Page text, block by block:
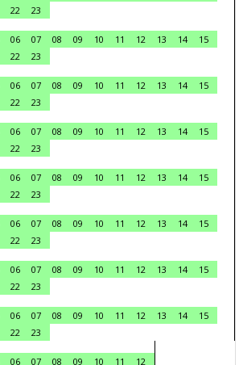
22
23
06 07 08 09 10 11 12 13 14
15
22
23
06 07 08 09 10 11 12 13 14
15
22
23
06 07 08 09 10 11 12 13 14
15
22
23
06 07 08 09 10 11 12 13 14
15
22
23
06 07 08 09 10 11 12 13 14
15
22
23
06 07 08 09 10 11 12 13 14
15
22
23
06 07 08 09 10 11 12 13 14
15
22
23
06 07 08 09 10 11 12